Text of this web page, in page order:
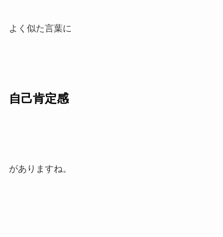
よく似た言葉に
自己肯定感
がありますね。